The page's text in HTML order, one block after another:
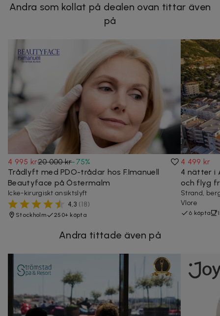
Andra som kollat på dealen ovan tittar även
på
4 995 kr20 000 kr-75%
Trådlyft med PDO-trådar hos F.Imanuell
Beautyface på Östermalm
Icke-kirurgiskt ansiktslyft
4,3 (18)
Stockholm 250+ köpta
4 499 kr
4 nätter i
och flyg
Strand,
Vlore
6 köpta
Andra tittade även på